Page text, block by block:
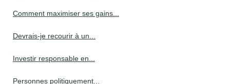
Comment maximiser ses gains...
Devrais-je recourir à un...
Investir responsable en...
Personnes politiquement...